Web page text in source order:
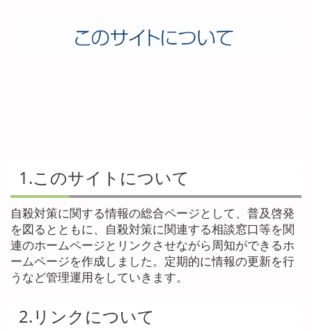
1.このサイトについて
自殺対策に関する情報の総合ページとして、普及啓発
を図るとともに、自殺対策に関連する相談窓口等を関
連のホームページとリンクさせながら周知ができるホ
ームページを作成しました。定期的に情報の更新を行
うなど管理運用をしていきます。
2.リンクについて